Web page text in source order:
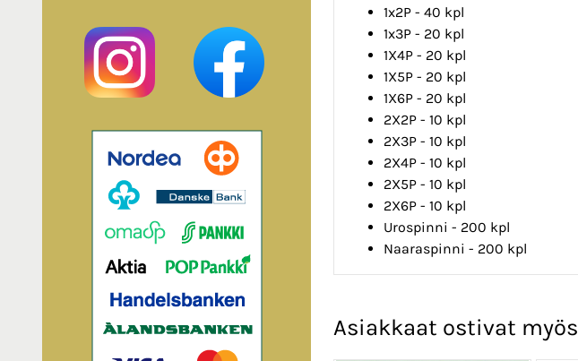
1x2P - 40 kpl
1x3P - 20 kpl
1X4P - 20 kpl
1X5P - 20 kpl
1X6P - 20 kpl
2X2P - 10 kpl
2X3P - 10 kpl
2X4P - 10 kpl
2X5P - 10 kpl
2X6P - 10 kpl
Urospinni - 200 kpl
Naaraspinni - 200 kpl
Asiakkaat ostivat myös